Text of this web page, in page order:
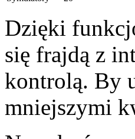
Dzięki
się frajdą z
kontrolą. By
mniejszymi